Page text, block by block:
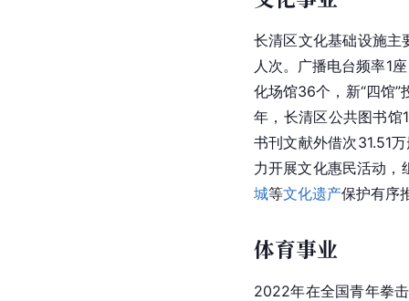
长清区文化基础设施主
人次。广播电台频率1
化场馆36个，新“四馆”
年，长清区公共图书
书刊文献外借次31.51
力开展文化惠民活动，
城等文化遗产保护有序
体育事业
2022年在全国青年拳